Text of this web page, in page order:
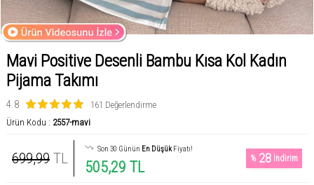
Mavi Positive Desenli Bambu Kısa Kol Kadın
Pijama Takımı
4.8
161 Değerlendirme
Ürün Kodu : 2557-mavi
699,99 TL
Son 30 Günün En DüşükFiyatı!
505,29 TL %28 İndirim